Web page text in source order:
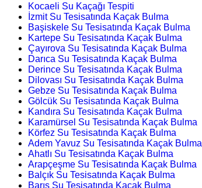
Kocaeli Su Kaçağı Tespiti
İzmit Su Tesisatında Kaçak Bulma
Başiskele Su Tesisatında Kaçak Bulma
Kartepe Su Tesisatında Kaçak Bulma
Çayırova Su Tesisatında Kaçak Bulma
Darıca Su Tesisatında Kaçak Bulma
Derince Su Tesisatında Kaçak Bulma
Dilovası Su Tesisatında Kaçak Bulma
Gebze Su Tesisatında Kaçak Bulma
Gölcük Su Tesisatında Kaçak Bulma
Kandıra Su Tesisatında Kaçak Bulma
Karamürsel Su Tesisatında Kaçak Bulma
Körfez Su Tesisatında Kaçak Bulma
Adem Yavuz Su Tesisatında Kaçak Bulma
Ahatlı Su Tesisatında Kaçak Bulma
Arapçeşme Su Tesisatında Kaçak Bulma
Balçık Su Tesisatında Kaçak Bulma
Barış Su Tesisatında Kaçak Bulma